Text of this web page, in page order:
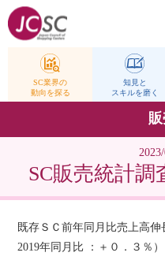
SC業界の
動向を探る
知見と
スキルを磨く
SC販売統計調
既存ＳＣ前年同月比売上高
2019年同月比 ：＋０．３％）